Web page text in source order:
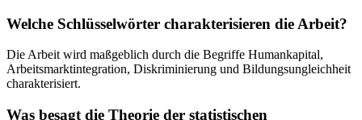
Welche Schlüsselwörter charakterisieren die Arbeit?
Die Arbeit wird maßgeblich durch die Begriffe Humankapital,
Arbeitsmarktintegration, Diskriminierung und Bildungsungleichheit
charakterisiert.
Was besagt die Theorie der statistischen